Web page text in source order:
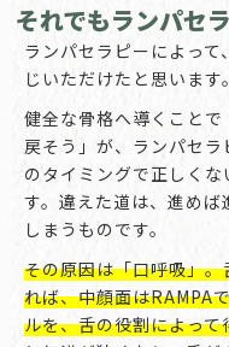
それでもランパセ
ランパセラピーによっ
じいただけたと思います。
健全な骨格へ導くこと
戻そう」が、ランパセ
のタイミングで正しく
す。違えた道は、進めば
しまうものです。
その原因は「口呼吸」
れば、中顔面はRAMPA
ルを、舌の役割によっ